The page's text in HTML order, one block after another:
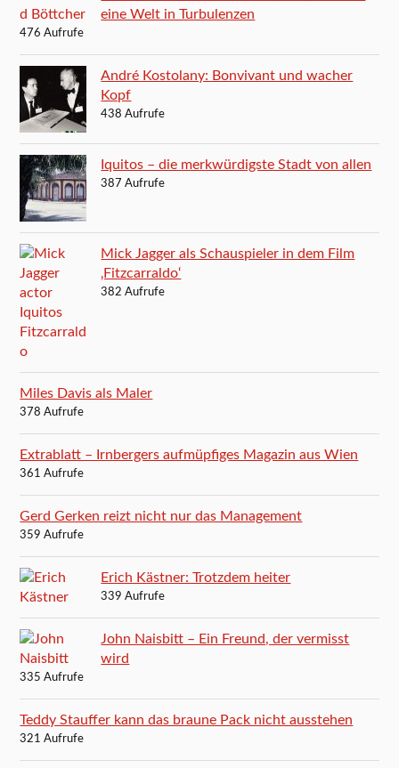
eine Welt in Turbulenzen
476 Aufrufe
André Kostolany: Bonvivant und wacher
Kopf
438 Aufrufe
Iquitos – die merkwürdigste Stadt von allen
387 Aufrufe
Mick Jagger als Schauspieler in dem Film
‚Fitzcarraldo‘
382 Aufrufe
Miles Davis als Maler
378 Aufrufe
Extrablatt – Irnbergers aufmüpfiges Magazin aus Wien
361 Aufrufe
Gerd Gerken reizt nicht nur das Management
359 Aufrufe
Erich Kästner: Trotzdem heiter
339 Aufrufe
John Naisbitt – Ein Freund, der vermisst
wird
335 Aufrufe
Teddy Stauffer kann das braune Pack nicht ausstehen
321 Aufrufe